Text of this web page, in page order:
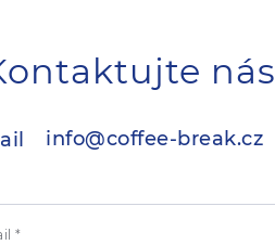
nás
info@coffee-break.cz
*